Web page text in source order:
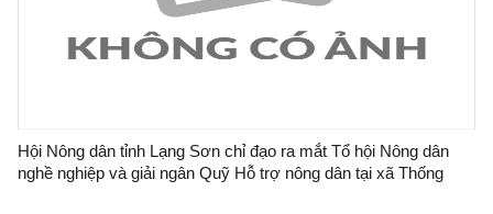
Hội Nông dân tỉnh Lạng Sơn chỉ đạo ra mắt Tổ hội Nông dân
nghề nghiệp và giải ngân Quỹ Hỗ trợ nông dân tại xã Thống